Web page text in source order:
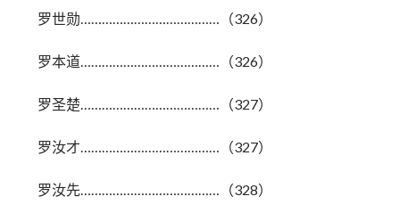
罗世勋…………………………………（326）
罗本道…………………………………（326）
罗圣楚…………………………………（327）
罗汝才…………………………………（327）
罗汝先…………………………………（328）